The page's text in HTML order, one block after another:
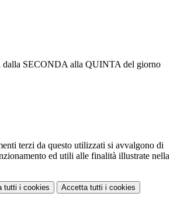
dalla SECONDA alla QUINTA del giorno
terzi da questo utilizzati si avvalgono di
ed utili alle finalità illustrate nella
tutti i cookies Accetta tutti i cookies